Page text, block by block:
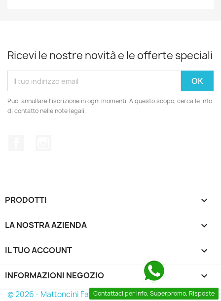
Ricevi le nostre novità e le offerte speciali
Puoi annullare l'iscrizione in ogni momenti. A questo scopo, cerca le info
di contatto nelle note legali.
PRODOTTI 
LA NOSTRA AZIENDA 
IL TUO ACCOUNT 
INFORMAZIONI NEGOZIO keyboard_arrow_down
Contattaci per Info, Superpromo, Risposte
© 2026 - Mattoncini Famosi